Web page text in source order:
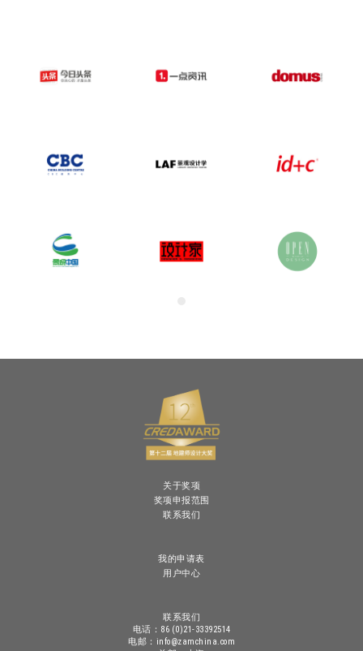
关于奖项
奖项申报范围
联系我们
我的申请表
用户中心
联系我们
电话：86 (0)21-33392514
电邮：info@zamchina.com